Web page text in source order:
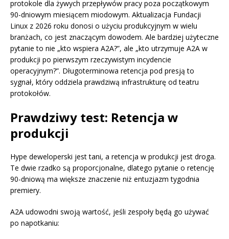
protokole dla żywych przepływów pracy poza początkowym
90-dniowym miesiącem miodowym. Aktualizacja Fundacji
Linux z 2026 roku donosi o użyciu produkcyjnym w wielu
branżach, co jest znaczącym dowodem. Ale bardziej użyteczne
pytanie to nie „kto wspiera A2A?”, ale „kto utrzymuje A2A w
produkcji po pierwszym rzeczywistym incydencie
operacyjnym?”. Długoterminowa retencja pod presją to
sygnał, który oddziela prawdziwą infrastrukturę od teatru
protokołów.
Prawdziwy test: Retencja w
produkcji
Hype deweloperski jest tani, a retencja w produkcji jest droga.
Te dwie rzadko są proporcjonalne, dlatego pytanie o retencję
90-dniową ma większe znaczenie niż entuzjazm tygodnia
premiery.
A2A udowodni swoją wartość, jeśli zespoły będą go używać
po napotkaniu: